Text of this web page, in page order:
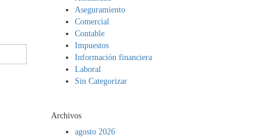
Aseguramiento
Comercial
Contable
Impuestos
Información financiera
Laboral
Sin Categorizar
Archivos
agosto 2026